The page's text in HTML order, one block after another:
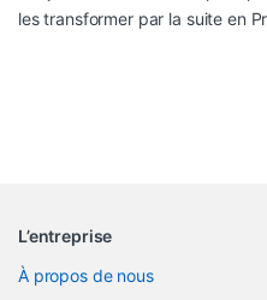
les transformer par la suite en
L’entreprise
À propos de nous